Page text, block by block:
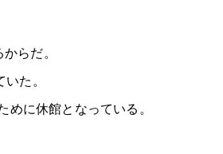
らだ。
た。
に休館となっている。